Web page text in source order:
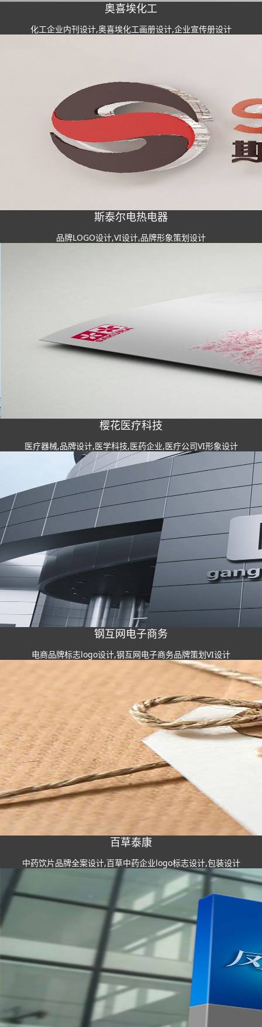
奥喜埃化工
化工企业内刊设计,奥喜埃化工画册设计,企业宣传册设计
斯泰尔电热电器
品牌LOGO设计,VI设计,品牌形象策划设计
樱花医疗科技
医疗器械,品牌设计,医学科技,医药企业,医疗公司VI形象设计
钢互网电子商务
电商品牌标志logo设计,钢互网电子商务品牌策划VI设计
百草泰康
中药饮片品牌全案设计,百草中药企业logo标志设计,包装设计